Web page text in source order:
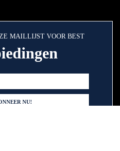
MAILLIJST VOOR BEST